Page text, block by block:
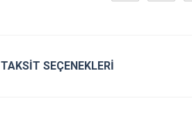
TAKSIT SEÇENEKLERI